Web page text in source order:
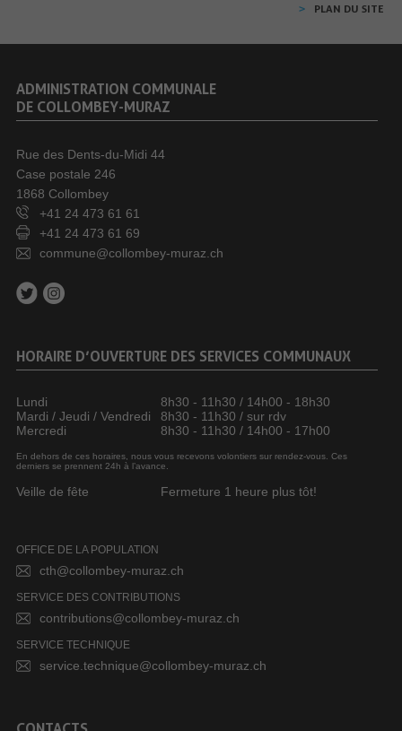
PLAN DU SITE
ADMINISTRATION COMMUNALE
DE COLLOMBEY-MURAZ
Rue des Dents-du-Midi 44
Case postale 246
1868 Collombey
+41 24 473 61 61
+41 24 473 61 69
commune@collombey-muraz.ch
HORAIRE D’OUVERTURE DES SERVICES COMMUNAUX
Lundi
8h30 - 11h30 / 14h00 - 18h30
Mardi / Jeudi / Vendredi
8h30 - 11h30 / sur rdv
Mercredi
8h30 - 11h30 / 14h00 - 17h00
En dehors de ces horaires, nous vous recevons volontiers sur rendez-vous. Ces
derniers se prennent 24h à l’avance.
Veille de fête Fermeture 1 heure plus tôt!
OFFICE DE LA POPULATION
cth@collombey-muraz.ch
SERVICE DES CONTRIBUTIONS
contributions@collombey-muraz.ch
SERVICE TECHNIQUE
service.technique@collombey-muraz.ch